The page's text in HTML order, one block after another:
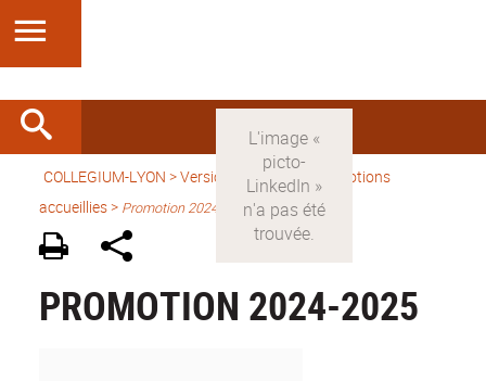
COLLEGIUM-LYON >Version française> Promotions
accueillies > Promotion 2024-2025
PROMOTION 2024-2025